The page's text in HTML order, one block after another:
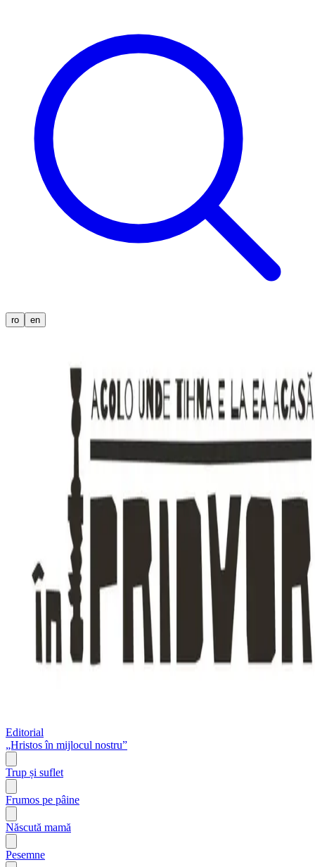
ro en
Editorial
„Hristos în mijlocul nostru”
Trup și suflet
Frumos pe pâine
Născută mamă
Pesemne